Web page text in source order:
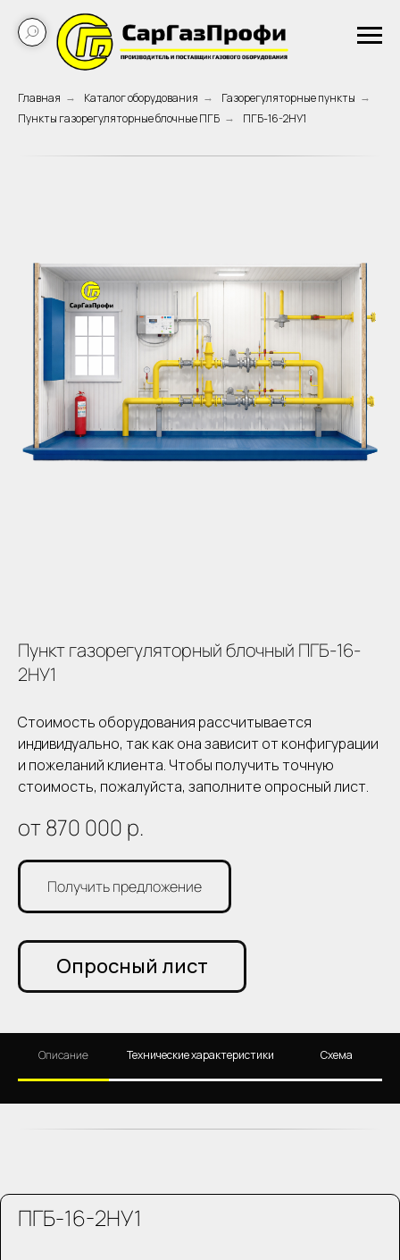
Главная → Каталог оборудования → Газорегуляторные пункты →
Пункты газорегуляторные блочные ПГБ → ПГБ-16-2НУ1
Пункт газорегуляторный блочный ПГБ-16-
2НУ1
Стоимость оборудования рассчитывается
индивидуально, так как она зависит от конфигурации
и пожеланий клиента. Чтобы получить точную
стоимость, пожалуйста, заполните опросный лист.
от 870 000 р.
Получить предложение
Опросный лист
Описание Технические характеристики Схема
ПГБ-16-2НУ1